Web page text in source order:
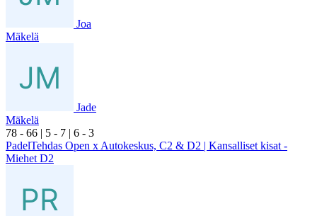
Joa
Mäkelä
Jade
Mäkelä
78 - 66 | 5 - 7 | 6 - 3
PadelTehdas Open x Autokeskus, C2 & D2 | Kansalliset kisat -
Miehet D2